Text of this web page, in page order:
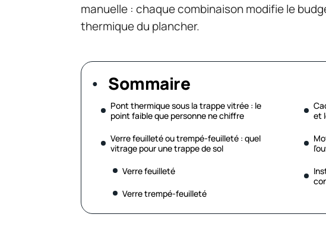
manuelle : chaque combinaison modifie le
thermique du plancher.
Sommaire
Pont thermique sous la trappe vitrée : le
point faible que personne ne chiffre
Verre feuilleté ou trempé-feuilleté : quel
vitrage pour une trappe de sol
Verre feuilleté
Verre trempé-feuilleté
et